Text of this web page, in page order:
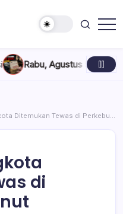
Agustus 5, 2026 , 11:44
Tewas di Perkebunan Lanut
di